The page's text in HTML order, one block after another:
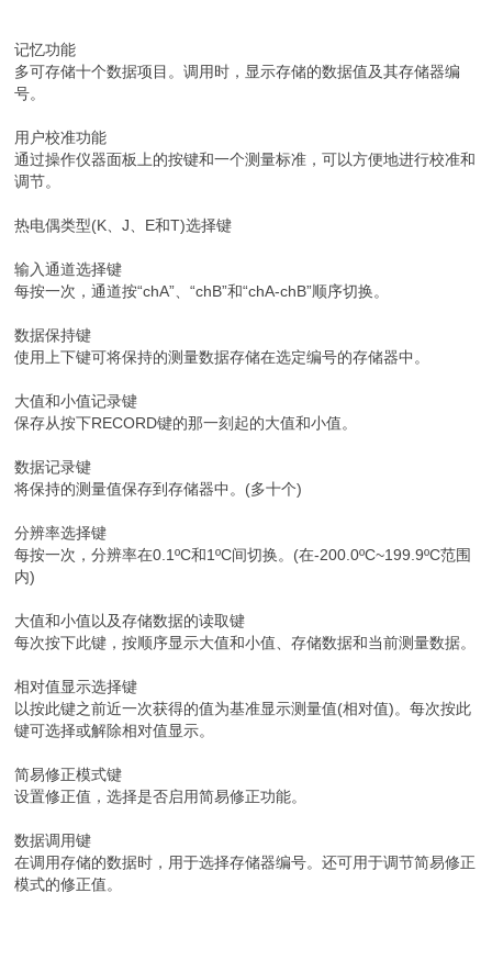
记忆功能
多可存储十个数据项目。调用时，显示存储的数据值及其存储器编
号。
用户校准功能
通过操作仪器面板上的按键和一个测量标准，可以方便地进行校准和
调节。
热电偶类型(K、J、E和T)选择键
输入通道选择键
每按一次，通道按“chA”、“chB”和“chA-chB”顺序切换。
数据保持键
使用上下键可将保持的测量数据存储在选定编号的存储器中。
大值和小值记录键
保存从按下RECORD键的那一刻起的大值和小值。
数据记录键
将保持的测量值保存到存储器中。(多十个)
分辨率选择键
每按一次，分辨率在0.1ºC和1ºC间切换。(在-200.0ºC~199.9ºC范围
内)
大值和小值以及存储数据的读取键
每次按下此键，按顺序显示大值和小值、存储数据和当前测量数据。
相对值显示选择键
以按此键之前近一次获得的值为基准显示测量值(相对值)。每次按此
键可选择或解除相对值显示。
简易修正模式键
设置修正值，选择是否启用简易修正功能。
数据调用键
在调用存储的数据时，用于选择存储器编号。还可用于调节简易修正
模式的修正值。